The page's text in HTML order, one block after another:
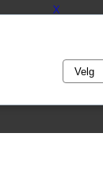
X
Velg